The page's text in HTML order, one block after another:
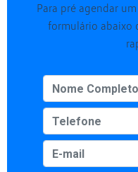
Para pré agendar
formulário abaixo